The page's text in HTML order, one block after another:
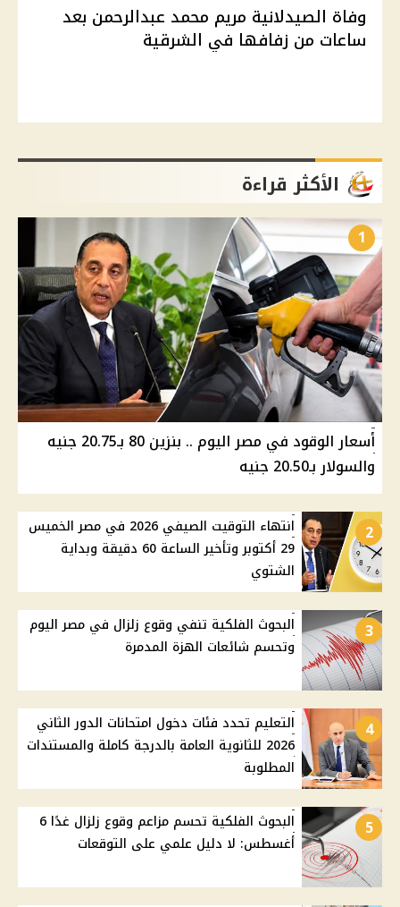
وفاة الصيدلانية مريم محمد عبدالرحمن بعد
ساعات من زفافها في الشرقية
الأكثر قراءة
1
أسعار الوقود في مصر اليوم .. بنزين 80 بـ20.75 جنيه
والسولار بـ20.50 جنيه
2
انتهاء التوقيت الصيفي 2026 في مصر الخميس
29 أكتوبر وتأخير الساعة 60 دقيقة وبداية
الشتوي
3
البحوث الفلكية تنفي وقوع زلزال في مصر اليوم
وتحسم شائعات الهزة المدمرة
4
التعليم تحدد فئات دخول امتحانات الدور الثاني
2026 للثانوية العامة بالدرجة كاملة والمستندات
المطلوبة
5
البحوث الفلكية تحسم مزاعم وقوع زلزال غدًا 6
أغسطس: لا دليل علمي على التوقعات